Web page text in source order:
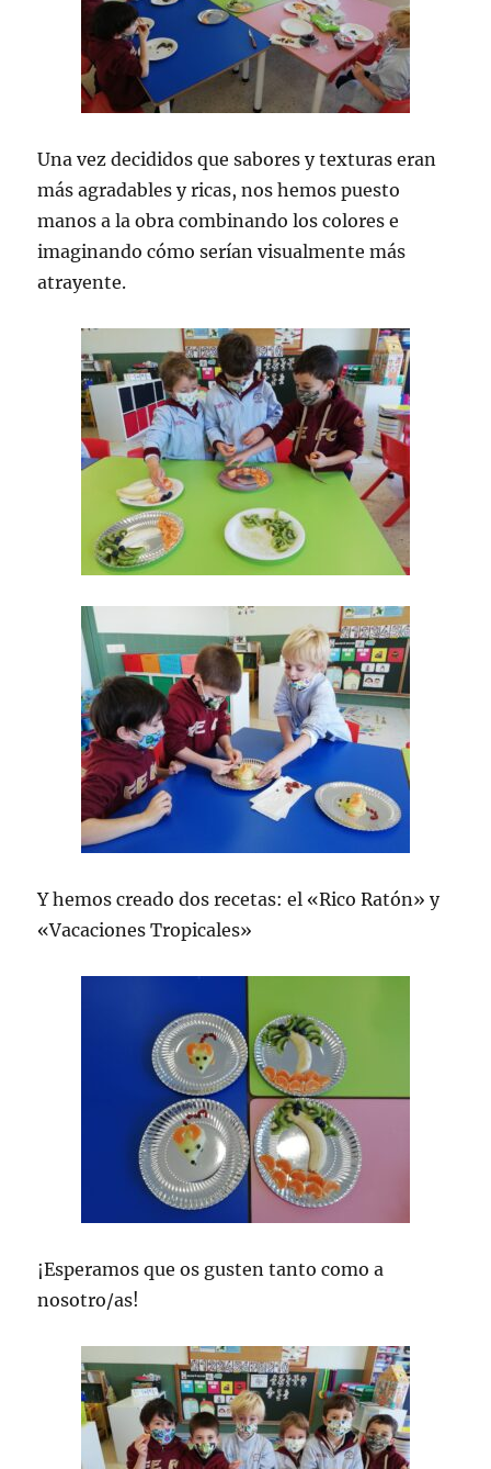
Una vez decididos que sabores y texturas eran
más agradables y ricas, nos hemos puesto
manos a la obra combinando los colores e
imaginando cómo serían visualmente más
atrayente.
Y hemos creado dos recetas: el «Rico Ratón» y
«Vacaciones Tropicales»
¡Esperamos que os gusten tanto como a
nosotro/as!